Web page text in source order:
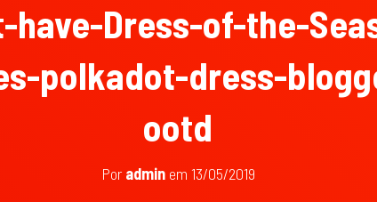
have-Dress-of-the-
polkadot-dress-
ootd
Por adminem 13/05/2019